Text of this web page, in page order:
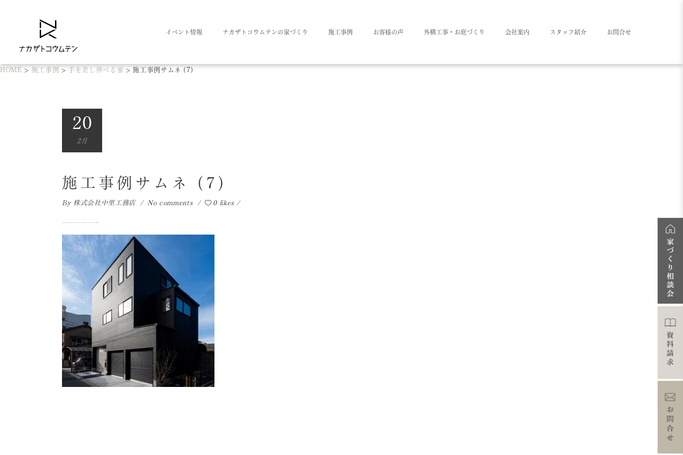
イベント情報 ナカザトコウムテンの家づくり 施工事例 お客様の声 外構工事・お庭づくり 会社案内 スタッフ紹介 お問合せ
HOME > 施工事例 > 手を差し伸べる家 >施工事例サムネ (7)
20
2月
施工事例サムネ (7)
By 株式会社中里工務店 No comments 0 likes